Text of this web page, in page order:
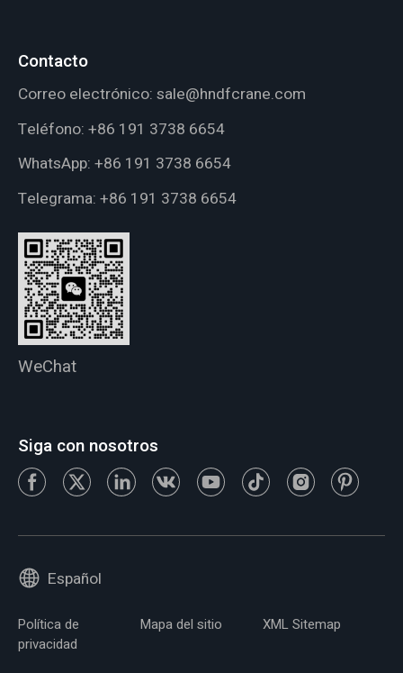
Contacto
Correo electrónico: sale@hndfcrane.com
Teléfono: +86 191 3738 6654
WhatsApp: +86 191 3738 6654
Telegrama: +86 191 3738 6654
WeChat
Siga con nosotros
Español
Política de
privacidad
Mapa del sitio XML Sitemap